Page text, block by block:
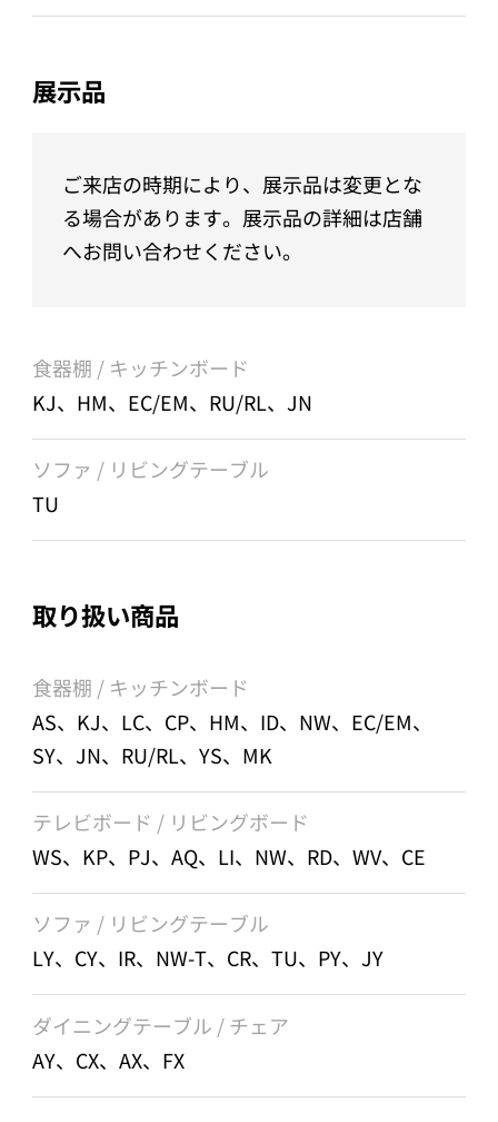
展示品
ご来店の時期により、展示品は変更とな
る場合があります。展示品の詳細は店舗
へお問い合わせください。
食器棚 / キッチンボード
KJ、HM、EC/EM、RU/RL、JN
ソファ / リビングテーブル
TU
取り扱い商品
食器棚 / キッチンボード
AS、KJ、LC、CP、HM、ID、NW、EC/EM、
SY、JN、RU/RL、YS、MK
テレビボード / リビングボード
WS、KP、PJ、AQ、LI、NW、RD、WV、CE
ソファ / リビングテーブル
LY、CY、IR、NW-T、CR、TU、PY、JY
ダイニングテーブル / チェア
AY、CX、AX、FX